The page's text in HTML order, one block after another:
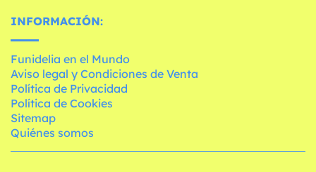
INFORMACIÓN:
Funidelia en el Mundo
Aviso legal y Condiciones de Venta
Política de Privacidad
Política de Cookies
Sitemap
Quiénes somos